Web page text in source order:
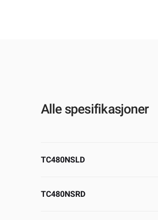
Alle spesifikasjoner
TC480NSLD
TC480NSRD